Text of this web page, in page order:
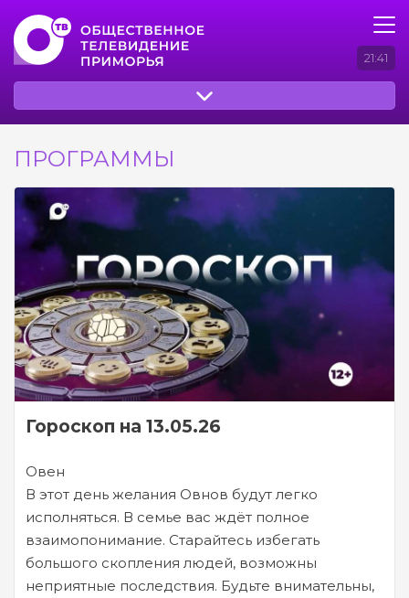
21:41
ПРОГРАММЫ
Гороскоп на 13.05.26
Овен
В этот день желания Овнов будут легко
исполняться. В семье вас ждёт полное
взаимопонимание. Старайтесь избегать
большого скопления людей, возможны
неприятные последствия. Будьте внимательны,